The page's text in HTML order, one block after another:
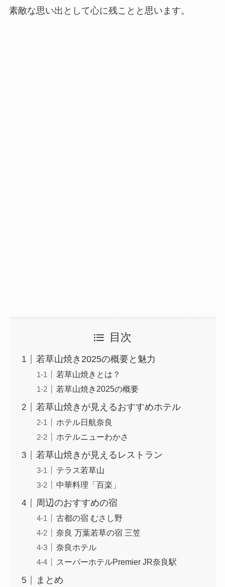
素敵な思い出として心に残ことと思います。
目次
若草山焼き2025の概要と魅力
若草山焼きとは？
若草山焼き2025の概要
若草山焼きが見えるおすすめホテル
ホテル日航奈良
ホテルニューわかさ
若草山焼きが見えるレストラン
テラス若草山
中華料理「百楽」
周辺のおすすめの宿
古都の宿 むさし野
奈良 万葉若草の宿 三笠
奈良ホテル
スーパーホテルPremier JR奈良駅
まとめ